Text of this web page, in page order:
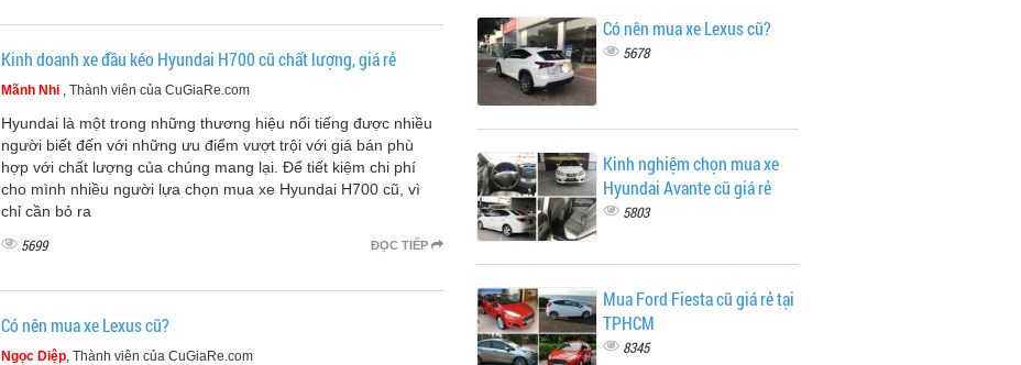
Kinh doanh xe đầu kéo Hyundai H700 cũ chất lượng, giá rẻ
Mãnh Nhi , Thành viên của CuGiaRe.com
Hyundai là một trong những thương hiệu nổi tiếng được nhiều
người biết đến với những ưu điểm vượt trội với giá bán phù
hợp với chất lượng của chúng mang lại. Để tiết kiệm chi phí
cho mình nhiều người lựa chọn mua xe Hyundai H700 cũ, vì
chỉ cần bỏ ra
ĐỌC TIẾP
5699
Có nên mua xe Lexus cũ?
Ngọc Diệp, Thành viên của CuGiaRe.com
Có nên mua xe Lexus cũ?
5678
Kinh nghiệm chọn mua xe
Hyundai Avante cũ giá rẻ
5803
Mua Ford Fiesta cũ giá rẻ tại
TPHCM
8345